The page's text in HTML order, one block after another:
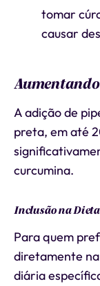
tomar
causar
A adição de
preta, em até
curcumina.
Inclusão na Dieta
Para quem
diretamente
diária